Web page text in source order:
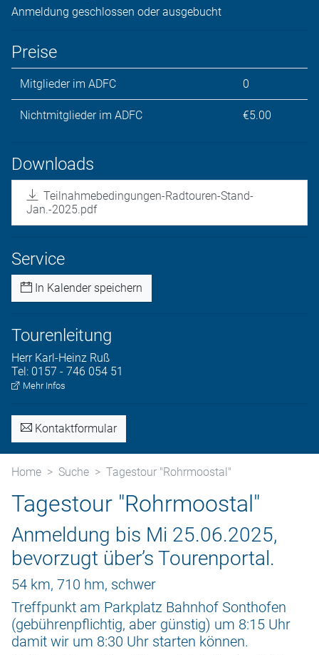
Anmeldung geschlossen oder ausgebucht
Preise
Mitglieder im ADFC 0
Nichtmitglieder im ADFC €5.00
Downloads
Teilnahmebedingungen-Radtouren-Stand-
Jan.-2025.pdf
Service
In Kalender speichern
Tourenleitung
Herr Karl-Heinz Ruß
Tel: 0157 - 746 054 51
Mehr Infos
Kontaktformular
Home Suche Tagestour "Rohrmoostal"
Tagestour "Rohrmoostal"
Anmeldung bis Mi 25.06.2025,
bevorzugt über’s Tourenportal.
54 km, 710 hm, schwer
Treffpunkt am Parkplatz Bahnhof Sonthofen
(gebührenpflichtig, aber günstig) um 8:15 Uhr
damit wir um 8:30 Uhr starten können.